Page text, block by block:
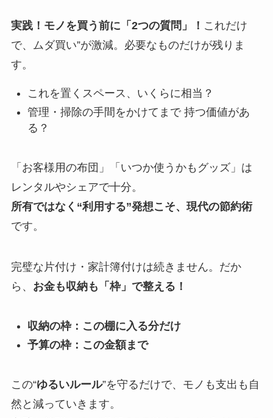
実践！モノを買う前に「2つの質問」！ これだけ
で、ムダ買い”が激減。必要なものだけが残りま
す。
これを置くスペース、いくらに相当？
管理・掃除の手間をかけてまで 持つ価値があ
る？
「お客様用の布団」「いつか使うかもグッズ」は
レンタルやシェアで十分。
所有ではなく“利用する”発想こそ、現代の節約術
です。
完璧な片付け・家計簿付けは続きません。だか
ら、 お金も収納も「枠」で整える！
収納の枠：この棚に入る分だけ
予算の枠：この金額まで
この“ゆるいルール”を守るだけで、モノも支出も自
然と減っていきます。